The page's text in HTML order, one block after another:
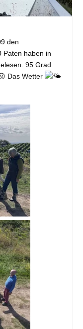
den
Paten haben in
95 Grad
Das Wetter